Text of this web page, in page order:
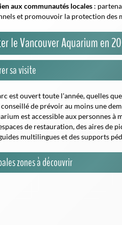
le Vancouver Aquarium en
sa visite
est ouvert toute l'année, quelles
conseillé de prévoir au moins une
est accessible aux personnes à
de restauration, des aires de
multilingues et des supports
zones à découvrir